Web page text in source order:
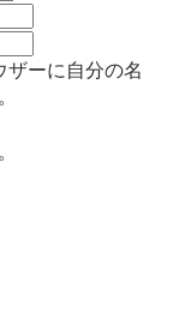
ザーに自分の名